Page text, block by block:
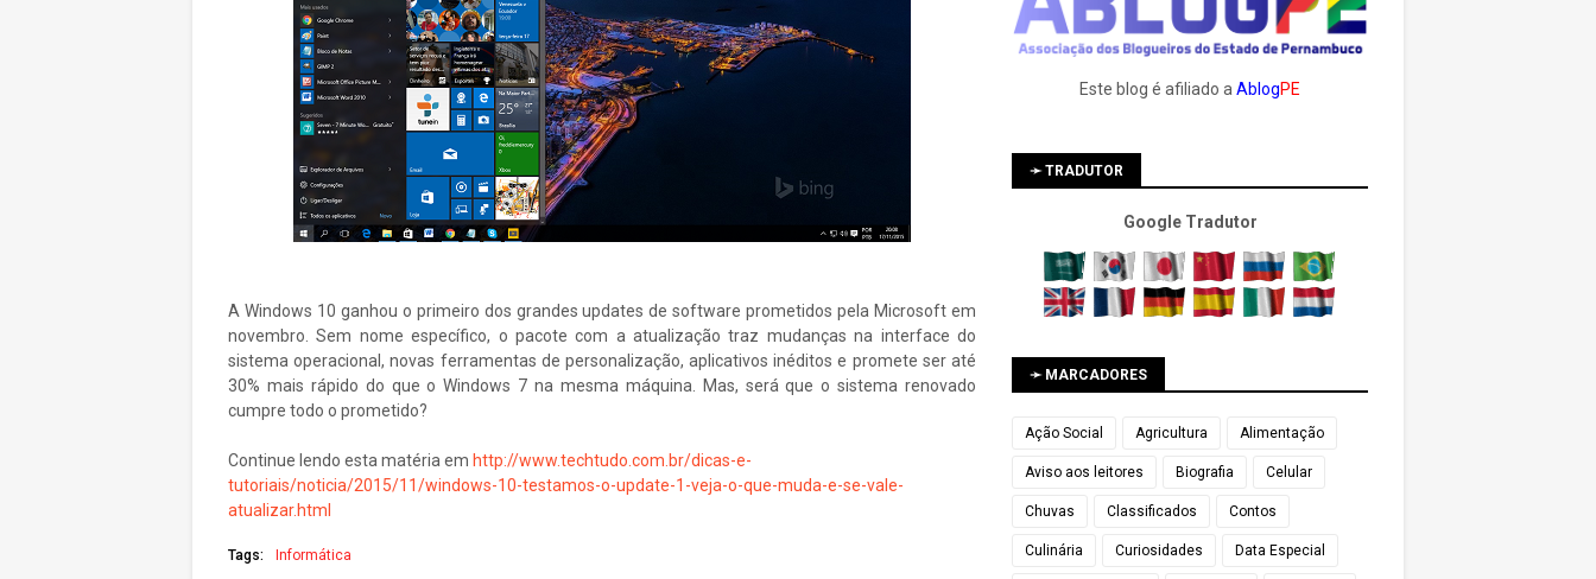
A Windows 10 ganhou o primeiro dos grandes updates de software prometidos pela Microsoft em
novembro. Sem nome específico, o pacote com a atualização traz mudanças na interface do
sistema operacional, novas ferramentas de personalização, aplicativos inéditos e promete ser até
30% mais rápido do que o Windows 7 na mesma máquina. Mas, será que o sistema renovado
cumpre todo o prometido?
Continue lendo esta matéria em http://www.techtudo.com.br/dicas-e-
tutoriais/noticia/2015/11/windows-10-testamos-o-update-1-veja-o-que-muda-e-se-vale-
atualizar.html
Tags: Informática
Este blog é afiliado a AblogPE
➛ TRADUTOR
Google Tradutor
➛ MARCADORES
Ação Social Agricultura Alimentação
Aviso aos leitores Biografia Celular
Chuvas Classificados Contos
Culinária Curiosidades Data Especial